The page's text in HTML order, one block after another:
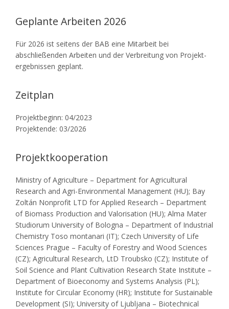
Geplante Arbeiten 2026
Für 2026 ist seitens der BAB eine Mitarbeit bei
abschließenden Arbeiten und der Verbreitung von Projekt-
ergebnissen geplant.
Zeitplan
Projektbeginn: 04/2023
Projektende: 03/2026
Projektkooperation
Ministry of Agriculture – Department for Agricultural
Research and Agri-Environmental Management (HU); Bay
Zoltán Nonprofit LTD for Applied Research – Department
of Biomass Production and Valorisation (HU); Alma Mater
Studiorum University of Bologna – Department of Industrial
Chemistry Toso montanari (IT); Czech University of Life
Sciences Prague – Faculty of Forestry and Wood Sciences
(CZ); Agricultural Research, LtD Troubsko (CZ); Institute of
Soil Science and Plant Cultivation Research State Institute –
Department of Bioeconomy and Systems Analysis (PL);
Institute for Circular Economy (HR); Institute for Sustainable
Development (SI); University of Ljubljana – Biotechnical